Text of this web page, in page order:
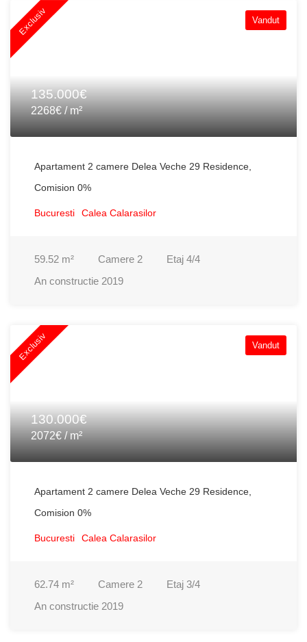
Exclusiv Vandut
135.000€
2268€ / m²
Apartament 2 camere Delea Veche 29 Residence,
Comision 0%
Bucuresti Calea Calarasilor
59.52 m² Camere 2 Etaj 4/4
An constructie 2019
Exclusiv Vandut
130.000€
2072€ / m²
Apartament 2 camere Delea Veche 29 Residence,
Comision 0%
Bucuresti Calea Calarasilor
62.74 m² Camere 2 Etaj 3/4
An constructie 2019